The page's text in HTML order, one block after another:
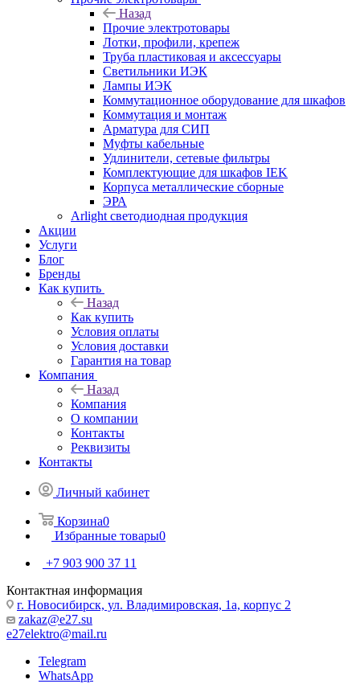
Назад
Прочие электротовары
Лотки, профили, крепеж
Труба пластиковая и аксессуары
Светильники ИЭК
Лампы ИЭК
Коммутационное оборудование для шкафов
Коммутация и монтаж
Арматура для СИП
Муфты кабельные
Удлинители, сетевые фильтры
Комплектующие для шкафов IEK
Корпуса металлические сборные
ЭРА
Arlight светодиодная продукция
Акции
Услуги
Блог
Бренды
Как купить
Назад
Как купить
Условия оплаты
Условия доставки
Гарантия на товар
Компания
Назад
Компания
О компании
Контакты
Реквизиты
Контакты
Личный кабинет
Корзина0
Избранные товары0
+7 903 900 37 11
Контактная информация
г. Новосибирск, ул. Владимировская, 1а, корпус 2
zakaz@e27.su
e27elektro@mail.ru
Telegram
WhatsApp